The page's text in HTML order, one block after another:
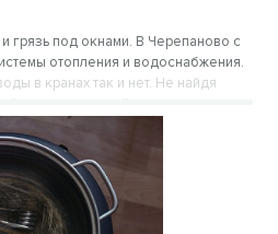
грязь под окнами. В Черепаново с
отопления и водоснабжения.
в кранах так и нет. Не найдя
ОТС.